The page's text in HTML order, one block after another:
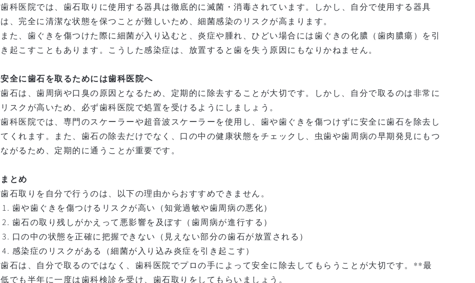
歯科医院では、歯石取りに使用する器具は徹底的に滅菌・消毒されています。しかし、自分で使用する器具
は、完全に清潔な状態を保つことが難しいため、細菌感染のリスク が高まります。
また、 歯ぐきを傷つけた際に細菌が入り込むと、炎症や腫れ、ひどい場合には歯ぐきの化膿（歯肉膿瘍）を引
き起こすことも あります。こうした感染症は、放置すると歯を失う原因にもなりかねません。
安全に歯石を取るためには歯科医院へ
歯石は、歯周病や口臭の原因となるため、定期的に除去することが大切です。しかし、 自分で取るのは非常に
リスクが高いため、必ず歯科医院で処置を受けるようにしましょう。
歯科医院では、専門のスケーラーや超音波スケーラーを使用し、 歯や歯ぐきを傷つけずに安全に歯石を除去 し
てくれます。また、歯石の除去だけでなく、 口の中の健康状態をチェックし、虫歯や歯周病の早期発見にもつ
ながる ため、定期的に通うことが重要です。
まとめ
歯石取りを自分で行うのは、以下の理由からおすすめできません。
歯や歯ぐきを傷つけるリスクが高い
（知覚過敏や歯周病の悪化）
歯石の取り残しがかえって悪影響を及ぼす （歯周病が進行する）
口の中の状態を正確に把握できない
（見えない部分の歯石が放置される）
感染症のリスクがある
（細菌が入り込み炎症を引き起こす）
歯石は、自分で取るのではなく、歯科医院でプロの手によって安全に除去してもらうことが大切です。**最
低でも半年に一度は歯科検診を受け、歯石取りをしてもらいましょう。